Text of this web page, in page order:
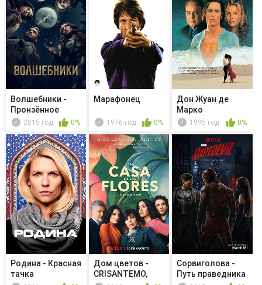
Волшебники -
Пронзённое
сердце
2015 год 0%
Марафонец
1976 год 0%
Дон Жуан де
Марко
1995 год 0%
Родина - Красная
тачка
Дом цветов -
CRISANTEMO,
Сорвиголова -
Путь праведника